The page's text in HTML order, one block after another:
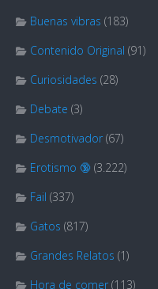
Buenas vibras (183)
Contenido Original (91)
Curiosidades (28)
Debate (3)
Desmotivador (67)
Erotismo 🔞 (3.222)
Fail (337)
Gatos (817)
Grandes Relatos (1)
Hora de comer (113)